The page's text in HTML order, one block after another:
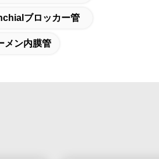
ブロッカー管
メン内膜管